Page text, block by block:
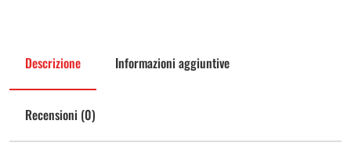
Descrizione Informazioni aggiuntive
Recensioni (0)